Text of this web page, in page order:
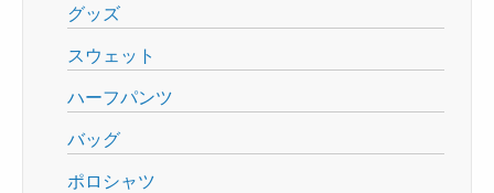
グッズ
スウェット
ハーフパンツ
バッグ
ポロシャツ